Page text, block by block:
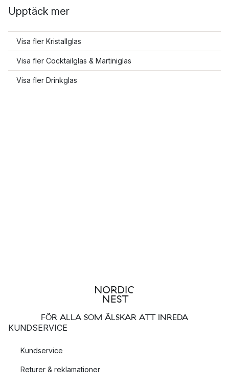
Upptäck mer
Visa fler Kristallglas
Visa fler Cocktailglas & Martiniglas
Visa fler Drinkglas
FÖR ALLA SOM ÄLSKAR ATT INREDA
KUNDSERVICE
Kundservice
Returer & reklamationer